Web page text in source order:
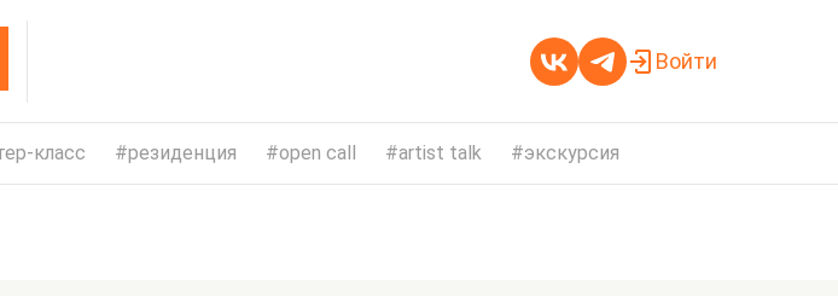
Войти
класс резиденция open call artist talk экскурсия